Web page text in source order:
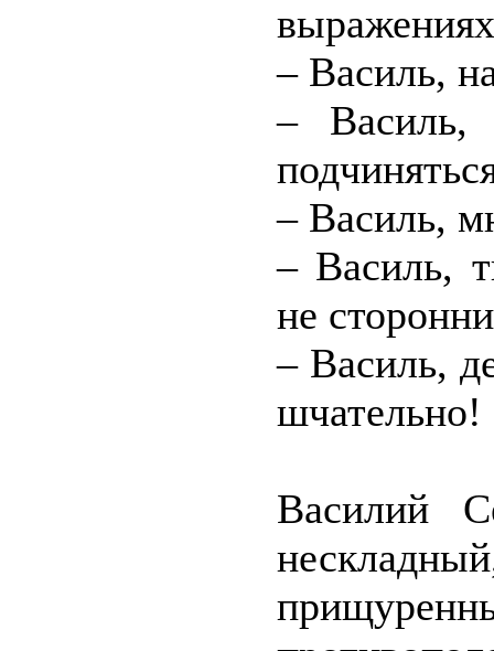
– Василь,
–
– Василь,
– Василь,
не
– Василь,
шчательно!
Василий